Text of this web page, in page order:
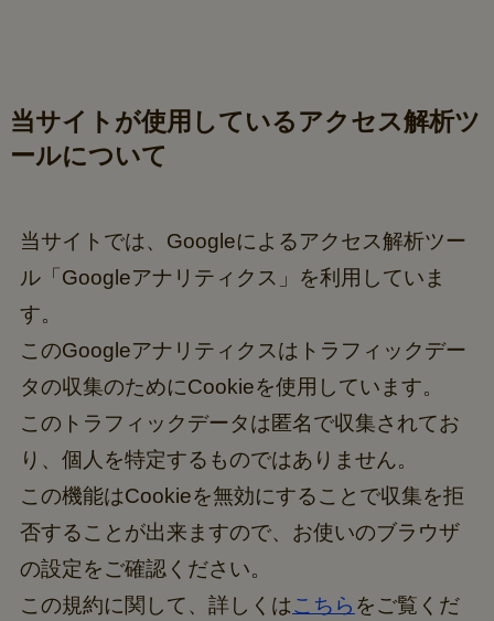
当サイトが使用しているアクセス解析ツ
ールについて
当サイトでは、Googleによるアクセス解析ツー
ル「Googleアナリティクス」を利用していま
す。
このGoogleアナリティクスはトラフィックデー
タの収集のためにCookieを使用しています。
このトラフィックデータは匿名で収集されてお
り、個人を特定するものではありません。
この機能はCookieを無効にすることで収集を拒
否することが出来ますので、お使いのブラウザ
の設定をご確認ください。
この規約に関して、詳しくはこちら をご覧くだ